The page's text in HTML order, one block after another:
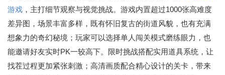
游戏 ，主打细节观察与视觉挑战。游戏内置超过1000张高难度
差异图，场景丰富多样，既有怀旧复古的街道风貌，也有充满
想象力的奇幻秘境；玩家可以选择单人闯关模式磨练眼力，也
能邀请好友实时PK一较高下。限时挑战搭配实用道具系统，让
找茬过程更加紧张刺激；高清画质配合精心设计的关卡，带来